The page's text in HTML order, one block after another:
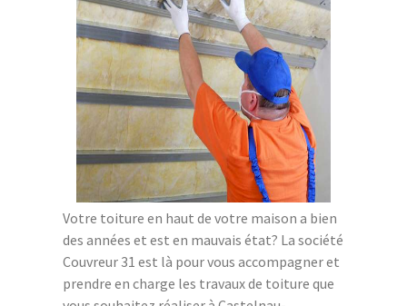
Votre toiture en haut de votre maison a bien
des années et est en mauvais état? La société
Couvreur 31 est là pour vous accompagner et
prendre en charge les travaux de toiture que